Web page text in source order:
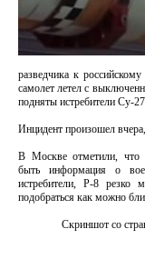
разведчика к
самолет летел с
подняты истребители Су-
Инцидент произошел
В Москве отметили, что
быть информация о
истребители, Р-8 резко
подобраться как можно
Скриншот со